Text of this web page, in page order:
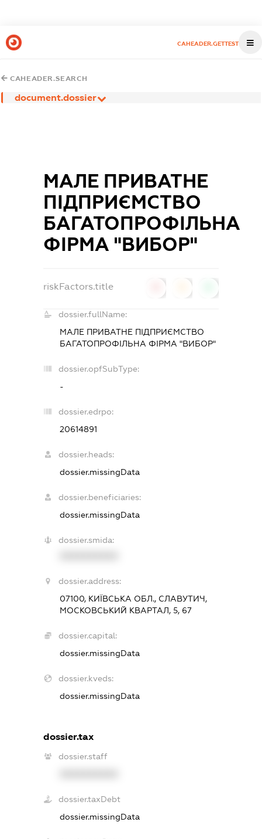
CAHEADER.GETTEST
CAHEADER.SEARCH
document.dossier
МАЛЕ ПРИВАТНЕ
ПІДПРИЄМСТВО
БАГАТОПРОФІЛЬНА
ФІРМА "ВИБОР"
riskFactors.title
dossier.fullName:
МАЛЕ ПРИВАТНЕ ПІДПРИЄМСТВО
БАГАТОПРОФІЛЬНА ФІРМА "ВИБОР"
dossier.opfSubType:
-
dossier.edrpo:
20614891
dossier.heads:
dossier.missingData
dossier.beneficiaries:
dossier.missingData
dossier.smida:
dossier.address:
07100, КИЇВСЬКА ОБЛ., СЛАВУТИЧ,
МОСКОВСЬКИЙ КВАРТАЛ, 5, 67
dossier.capital:
dossier.missingData
dossier.kveds:
dossier.missingData
dossier.tax
dossier.staff
dossier.taxDebt
dossier.missingData